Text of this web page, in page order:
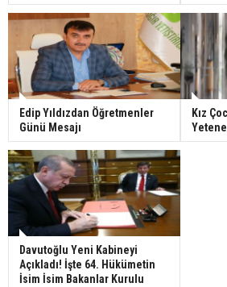
Edip Yıldızdan Öğretmenler
Günü Mesajı
Kız
Davutoğlu Yeni Kabineyi
Açıkladı! İşte 64. Hükümetin
İsim İsim Bakanlar Kurulu